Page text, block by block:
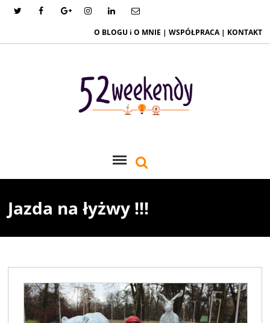
O BLOGU i O MNIE | WSPÓŁPRACA | KONTAKT
Jazda na łyżwy !!!